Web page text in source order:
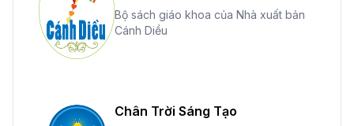
Bộ sách giáo khoa của Nhà xuất bản
Cánh Diều
Chân Trời Sáng Tạo